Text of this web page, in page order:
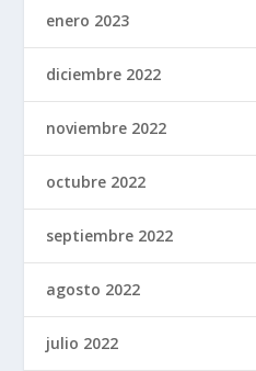
enero 2023
diciembre 2022
noviembre 2022
octubre 2022
septiembre 2022
agosto 2022
julio 2022